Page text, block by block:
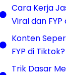
Cara Kerja
Viral dan
Konten
FYP di Tiktok?
Trik Dasar